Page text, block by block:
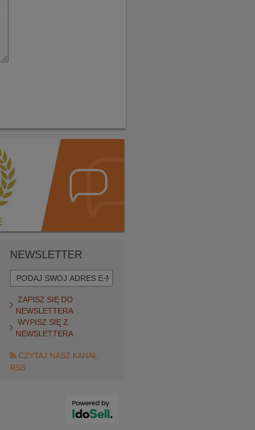
NEWSLETTER
ZAPISZ SIĘ DO
NEWSLETTERA
WYPISZ SIĘ Z
NEWSLETTERA
CZYTAJ NASZ KANAŁ
RSS